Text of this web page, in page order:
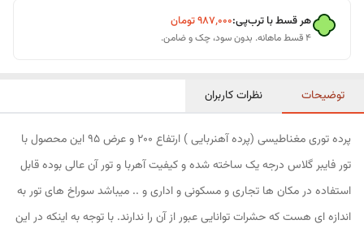
هر قسط با ترب‌پی:۹۸۷٬۰۰۰تومان
۴ قسط ماهانه. بدون سود، چک و ضامن.
توضیحات نظرات کاربران
پرده توری مغناطیسی (پرده آهنربایی ) ارتفاع 200 و عرض 95 این محصول با
تور فایبر گلاس درجه یک ساخته شده و کیفیت آهربا و تور آن عالی بوده قابل
استفاده در مکان ها تجاری و مسکونی و اداری و .. میباشد سوراخ های تور به
اندازه ای هست که حشرات توانایی عبور از آن را ندارند. با توجه به اینکه در این